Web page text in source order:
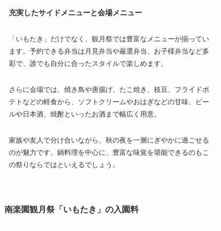
充実したサイドメニューと会場メニュー
「いもたき」だけでなく、観月祭では豊富なメニューが揃ってい
ます。予約できる弁当は月見弁当や厳選弁当、お子様弁当など多
彩で、誰でも自分に合ったスタイルで楽しめます。
さらに会場では、焼き鳥や唐揚げ、たこ焼き、枝豆、フライドポ
テトなどの軽食から、ソフトクリームやおはぎなどの甘味、ビー
ルや日本酒、焼酎といったお酒まで幅広く用意。
家族や友人で分け合いながら、秋の夜を一層にぎやかに過ごせる
のが魅力です。鍋料理を中心に、豊富な味覚を堪能できるのもこ
の祭りならではといえるでしょう。
南楽園観月祭「いもたき」の入園料